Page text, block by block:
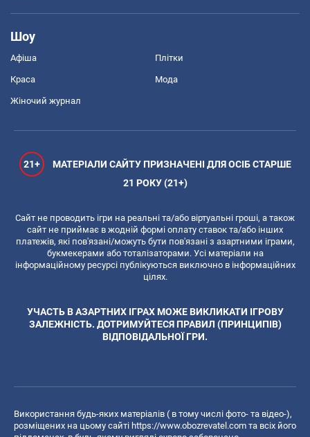
Шоу
Афіша Плітки
Краса Мода
Жіночий журнал
21+
МАТЕРІАЛИ САЙТУ ПРИЗНАЧЕНІ ДЛЯ ОСІБ СТАРШЕ
21 РОКУ (21+)
Сайт не проводить ігри на реальні та/або віртуальні гроші, а також
сайт не приймає в жодній формі оплату ставок та/або інших
платежів, які пов'язані/можуть бути пов'язані з азартними іграми,
букмекерами або тоталізаторами. Усі матеріали на
інформаційному ресурсі публікуються виключно в інформаційних
цілях.
УЧАСТЬ В АЗАРТНИХ ІГРАХ МОЖЕ ВИКЛИКАТИ ІГРОВУ
ЗАЛЕЖНІСТЬ. ДОТРИМУЙТЕСЯ ПРАВИЛ (ПРИНЦИПІВ)
ВІДПОВІДАЛЬНОЇ ГРИ.
Використання будь-яких матеріалів ( в тому числі фото- та відео-),
розміщених на цьому сайті https://www.obozrevatel.com та всіх його